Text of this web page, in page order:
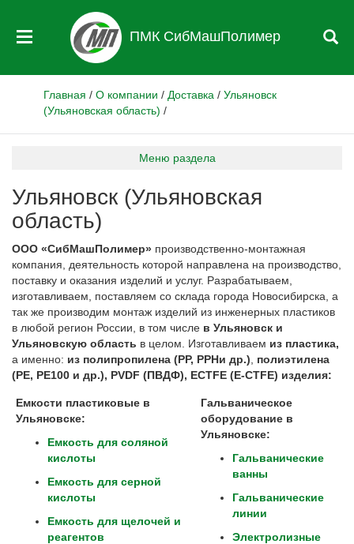
ПМК СибМашПолимер
Главная / О компании / Доставка / Ульяновск
(Ульяновская область) /
Меню раздела
Ульяновск (Ульяновская
область)
ООО «СибМашПолимер» производственно-монтажная
компания, деятельность которой направлена на производство,
поставку и оказания изделий и услуг. Разрабатываем,
изготавливаем, поставляем со склада города Новосибирска, а
так же производим монтаж изделий из инженерных пластиков
в любой регион России, в том числе в Ульяновск и
Ульяновскую область в целом. Изготавливаем из пластика,
а именно: из полипропилена (PP, PPHи др.)
полиэтилена
(PE, PE100 и др.), PVDF (ПВДФ), ECTFE (E-CTFE) изделия:
Емкости пластиковые в
Ульяновске:
Емкость для соляной
кислоты
Емкость для серной
кислоты
Емкость для щелочей и
реагентов
Гальваническое
оборудование в
Ульяновске:
Гальванические
ванны
Гальванические
линии
Электролизные